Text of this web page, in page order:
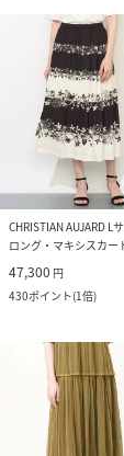
CHRISTIAN AUJARD L
ロング・マキシスカー
47,300 円
430ポイント(1倍)